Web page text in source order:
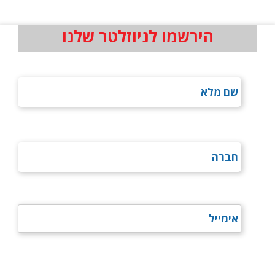
הירשמו לניוזלטר שלנו